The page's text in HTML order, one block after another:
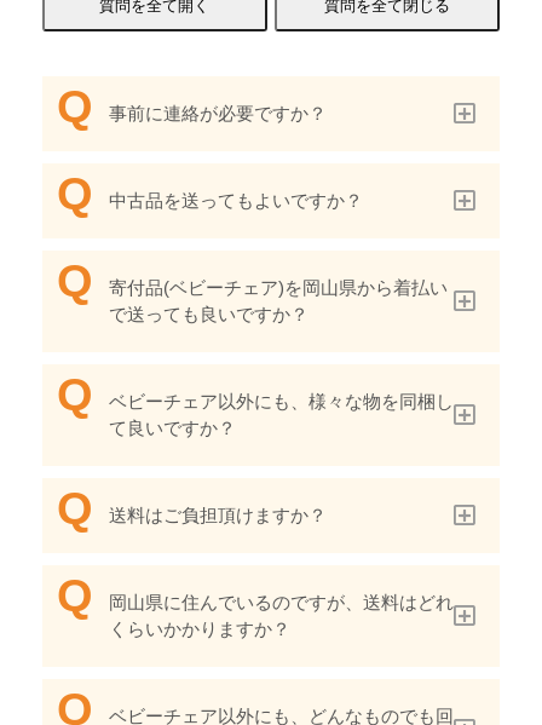
事前に連絡が必要ですか？
中古品を送ってもよいですか？
寄付品(ベビーチェア)を岡山県から着払い
で送っても良いですか？
ベビーチェア以外にも、様々な物を同梱し
て良いですか？
送料はご負担頂けますか？
岡山県に住んでいるのですが、送料はどれ
くらいかかりますか？
ベビーチェア以外にも、どんなものでも回